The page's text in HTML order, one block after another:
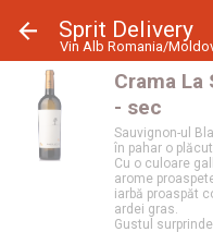
Sprit Delivery
Vin Alb Romania/
Crama La
- sec
Sauvignon-ul
în pahar o
Cu o culoare
arome
iarbă proaspăt
ardei gras.
Gustul